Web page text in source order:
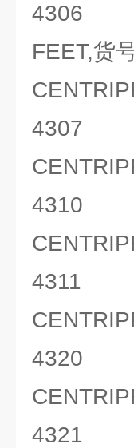
4306
FEET,货
4307
4310
4311
4320
4321